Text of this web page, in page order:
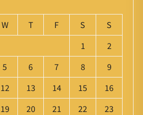
W T F S
S
1
2
5 6 7 8
9
12 13 14 15
16
19 20 21 22
23